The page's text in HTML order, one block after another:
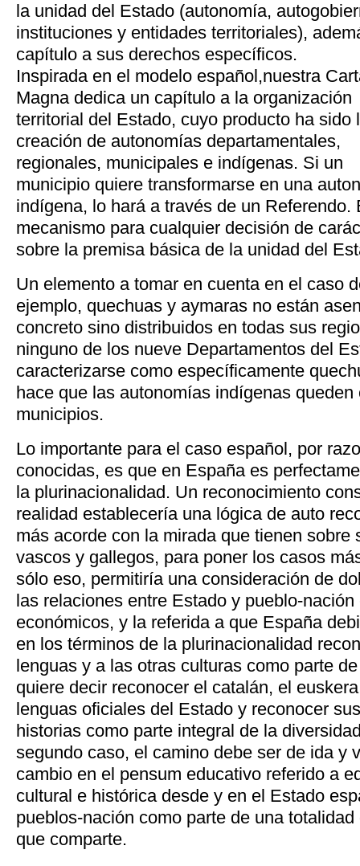
la unidad del Estado (autonomía,
instituciones y entidades territoriales),
capítulo a sus derechos específicos.
Inspirada en el modelo español,nuestra
Magna dedica un capítulo a la organización
territorial del Estado, cuyo producto ha sido
creación de autonomías departamentales,
regionales, municipales e indígenas. Si un
municipio quiere transformarse en una
indígena, lo hará a través de un Referendo.
mecanismo para cualquier decisión de
sobre la premisa básica de la unidad del
Un elemento a tomar en cuenta en el caso
ejemplo, quechuas y aymaras no están
concreto sino distribuidos en todas sus
ninguno de los nueve Departamentos del
caracterizarse como específicamente
hace que las autonomías indígenas
municipios.
Lo importante para el caso español, por
conocidas, es que en España es
la plurinacionalidad. Un reconocimiento
realidad establecería una lógica de auto
más acorde con la mirada que tienen sobre
vascos y gallegos, para poner los casos
sólo eso, permitiría una consideración de
las relaciones entre Estado y pueblo-
económicos, y la referida a que España
en los términos de la plurinacionalidad
lenguas y a las otras culturas como parte
quiere decir reconocer el catalán, el
lenguas oficiales del Estado y reconocer
historias como parte integral de la
segundo caso, el camino debe ser de ida y
cambio en el pensum educativo referido a
cultural e histórica desde y en el Estado
pueblos-nación como parte de una
que comparte.